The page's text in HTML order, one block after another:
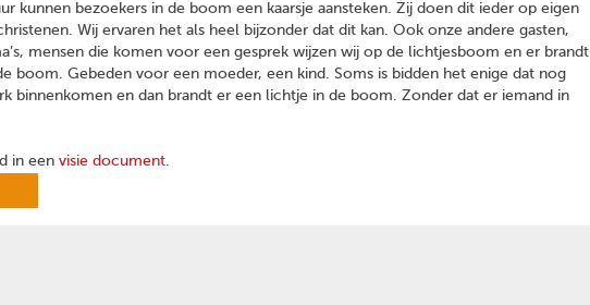
kunnen bezoekers in de boom een kaarsje aansteken. Zij doen dit ieder op eigen
Wij ervaren het als heel bijzonder dat dit kan. Ook onze andere gasten,
mensen die komen voor een gesprek wijzen wij op de lichtjesboom en er brandt
boom. Gebeden voor een moeder, een kind. Soms is bidden het enige dat nog
binnenkomen en dan brandt er een lichtje in de boom. Zonder dat er iemand in
in een visie document.